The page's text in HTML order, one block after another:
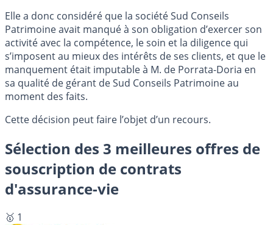
Elle a donc considéré que la société Sud Conseils
Patrimoine avait manqué à son obligation d’exercer son
activité avec la compétence, le soin et la diligence qui
s’imposent au mieux des intérêts de ses clients, et que le
manquement était imputable à M. de Porrata-Doria en
sa qualité de gérant de Sud Conseils Patrimoine au
moment des faits.
Cette décision peut faire l’objet d’un recours.
Sélection des 3 meilleures offres de
souscription de contrats
d'assurance-vie
🥇 1